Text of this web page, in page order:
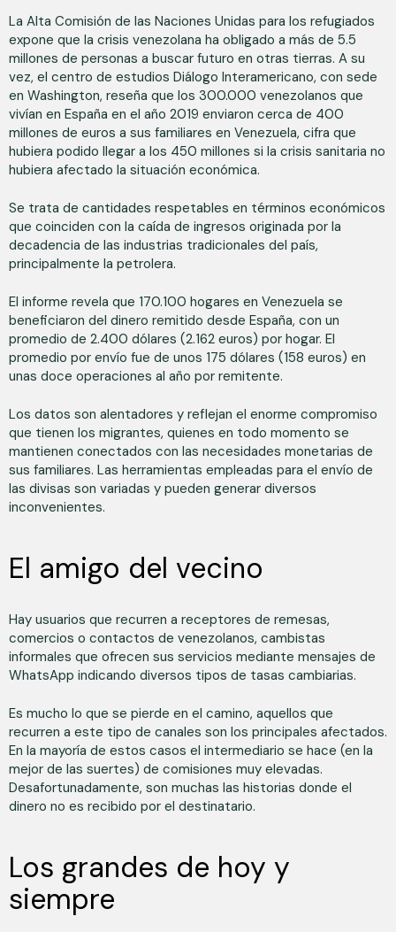
La Alta Comisión de las Naciones Unidas para los refugiados
expone que la crisis venezolana ha obligado a más de 5.5
millones de personas a buscar futuro en otras tierras. A su
vez, el centro de estudios Diálogo Interamericano, con sede
en Washington, reseña que los 300.000 venezolanos que
vivían en España en el año 2019 enviaron cerca de 400
millones de euros a sus familiares en Venezuela, cifra que
hubiera podido llegar a los 450 millones si la crisis sanitaria no
hubiera afectado la situación económica.
Se trata de cantidades respetables en términos económicos
que coinciden con la caída de ingresos originada por la
decadencia de las industrias tradicionales del país,
principalmente la petrolera.
El informe revela que 170.100 hogares en Venezuela se
beneficiaron del dinero remitido desde España, con un
promedio de 2.400 dólares (2.162 euros) por hogar. El
promedio por envío fue de unos 175 dólares (158 euros) en
unas doce operaciones al año por remitente.
Los datos son alentadores y reflejan el enorme compromiso
que tienen los migrantes, quienes en todo momento se
mantienen conectados con las necesidades monetarias de
sus familiares. Las herramientas empleadas para el envío de
las divisas son variadas y pueden generar diversos
inconvenientes.
El amigo del vecino
Hay usuarios que recurren a receptores de remesas,
comercios o contactos de venezolanos, cambistas
informales que ofrecen sus servicios mediante mensajes de
WhatsApp indicando diversos tipos de tasas cambiarias.
Es mucho lo que se pierde en el camino, aquellos que
recurren a este tipo de canales son los principales afectados.
En la mayoría de estos casos el intermediario se hace (en la
mejor de las suertes) de comisiones muy elevadas.
Desafortunadamente, son muchas las historias donde el
dinero no es recibido por el destinatario.
Los grandes de hoy y
siempre